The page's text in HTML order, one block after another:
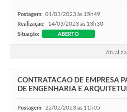
Postagem: 01/03/2023 às 15h49
Realização: 14/03/2023 às 13h30
Situação: ABERTO
CONTRATACAO DE EMPRESA
DE ENGENHARIA E
Postagem: 22/02/2023 às 11h05